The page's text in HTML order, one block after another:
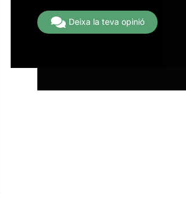
Deixa la teva opinió